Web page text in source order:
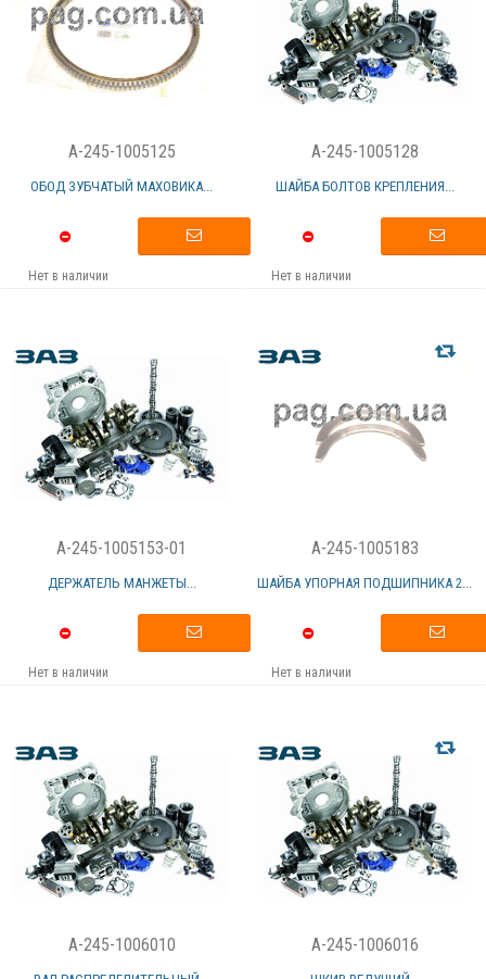
A-245-1005125
ОБОД ЗУБЧАТЫЙ МАХОВИКА...
Нет в наличии
A-245-1005128
ШАЙБА БОЛТОВ КРЕПЛЕНИЯ...
Нет в наличии
A-245-1005153-01
ДЕРЖАТЕЛЬ МАНЖЕТЫ...
Нет в наличии
A-245-1005183
ШАЙБА УПОРНАЯ ПОДШИПНИКА 2...
Нет в наличии
A-245-1006010 A-245-1006016